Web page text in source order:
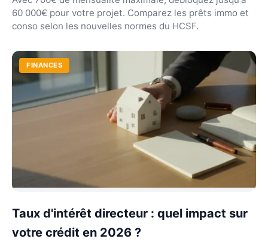
60 000€ pour votre projet. Comparez les prêts immo et
conso selon les nouvelles normes du HCSF.
FINANCES
Taux d'intérêt directeur : quel impact sur
votre crédit en 2026 ?